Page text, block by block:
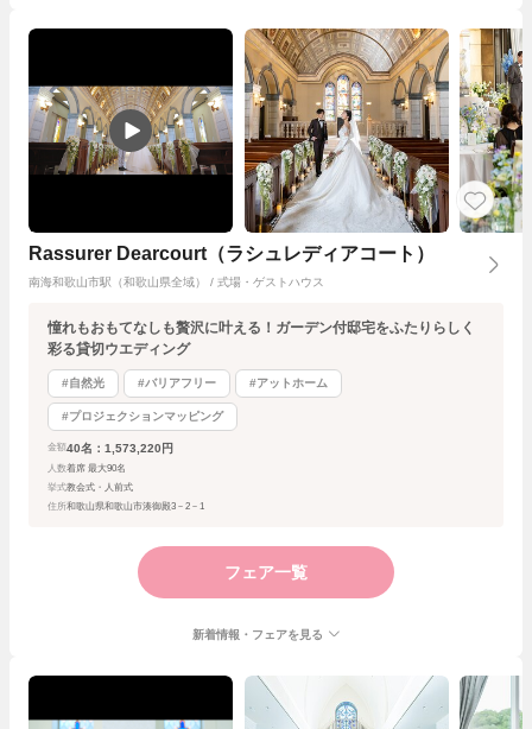
Rassurer Dearcourt（ラシュレディアコート）
南海和歌山市駅（和歌山県全域） / 式場・ゲストハウス
憧れもおもてなしも贅沢に叶える！ガーデン付邸宅をふたりらしく
彩る貸切ウエディング
#自然光 #バリアフリー #アットホーム
#プロジェクションマッピング
金額 40名：1,573,220円
人数着席 最大90名
挙式教会式・人前式
住所和歌山県和歌山市湊御殿3－2－1
フェア一覧
新着情報・フェアを見る